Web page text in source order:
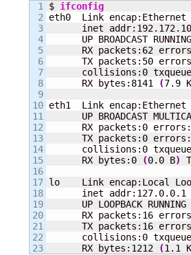
1
2
3
4
5
6
7
8
9
10
11
12
13
14
15
16
17
18
19
20
21
22
$ ifconfig
eth0  Link encap:Ethernet
inet
UP BROADCAST
      RX packets:
62
      TX packets:
50
      collisions:
0
      RX bytes:
8141 (7.9
eth1  Link encap:Ethernet
UP BROADCAST
      RX packets:
0 errors:
      TX packets:
0 errors:
      collisions:
0
      RX bytes:
0 (0.0 B)
lo    Link encap:Local
inet addr:127.0.0.1
UP LOOPBACK RUNNING
      RX packets:
16
      TX packets:
16
      collisions:
0
      RX bytes:
1212 (1.1